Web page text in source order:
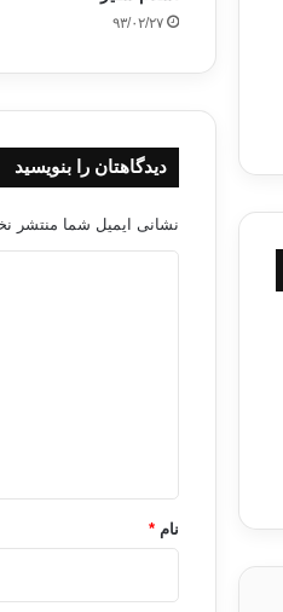
۹۳/۰۲/۲۷
دیدگاهتان را بنویسید
نشانی ایمیل شما منتشر
نام *